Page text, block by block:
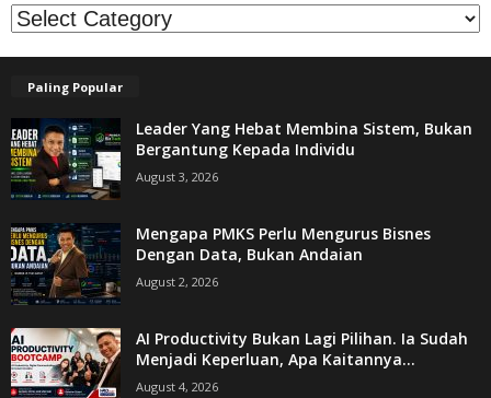
Kategori
Paling Popular
Leader Yang Hebat Membina Sistem, Bukan
Bergantung Kepada Individu
August 3, 2026
Mengapa PMKS Perlu Mengurus Bisnes
Dengan Data, Bukan Andaian
August 2, 2026
AI Productivity Bukan Lagi Pilihan. Ia Sudah
Menjadi Keperluan, Apa Kaitannya...
August 4, 2026